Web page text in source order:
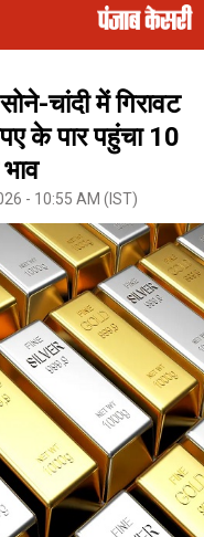
चांदी में गिरावट
के पार पहुंचा 10
- 10:55 AM (IST)